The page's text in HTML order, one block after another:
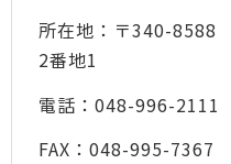
所在地：〒340-8588
2番地1
電話：048-996-2111
FAX：048-995-7367